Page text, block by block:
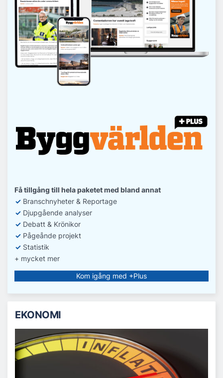
Få tillgång till hela paketet med bland annat
✓ Branschnyheter & Reportage
✓ Djupgående analyser
✓ Debatt & Krönikor
✓ Pågeånde projekt
✓ Statistik
+ mycket mer
Kom igång med +Plus
EKONOMI